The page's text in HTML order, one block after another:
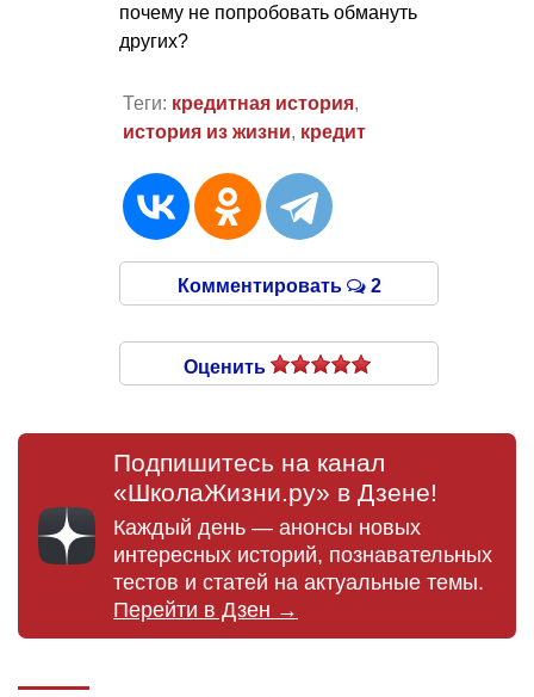
почему не попробовать обмануть
других?
Теги: кредитная история,
история из жизни, кредит
Комментировать 2
Оценить
Подпишитесь на канал
«ШколаЖизни.ру» в Дзене!
Каждый день — анонсы новых
интересных историй, познавательных
тестов и статей на актуальные темы.
Перейти в Дзен →